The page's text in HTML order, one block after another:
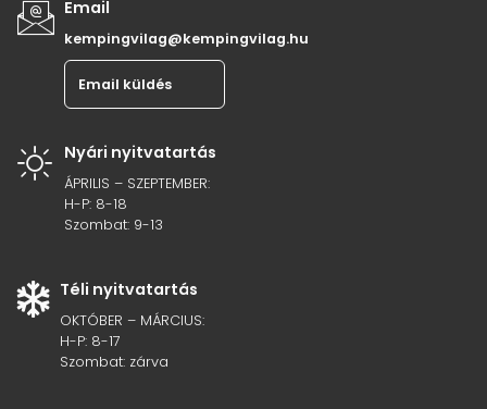
Email
kempingvilag@kempingvilag.hu
Email küldés
Nyári nyitvatartás
ÁPRILIS – SZEPTEMBER:
H-P: 8-18
Szombat: 9-13
Téli nyitvatartás
OKTÓBER – MÁRCIUS:
H-P: 8-17
Szombat: zárva